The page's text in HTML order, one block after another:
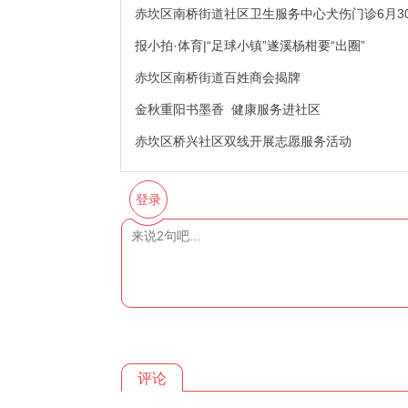
赤坎区南桥街道社区卫生服务中心犬伤门诊6月
报小拍·体育|“足球小镇”遂溪杨柑要“出圈”
赤坎区南桥街道百姓商会揭牌
金秋重阳书墨香 健康服务进社区
赤坎区桥兴社区双线开展志愿服务活动
登录
评论